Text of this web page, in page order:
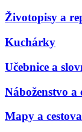
Životopisy a
Kuchárky
Učebnice a
Náboženstvo a
Mapy a